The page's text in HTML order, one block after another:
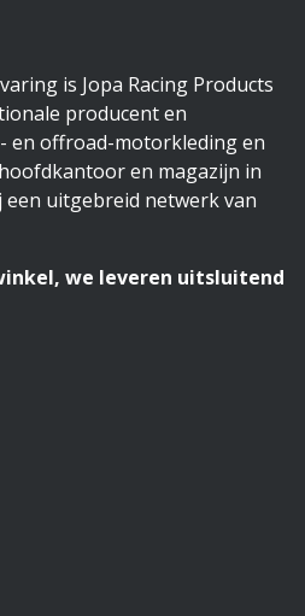
is Jopa Racing Products
producent en
en offroad-motorkleding en
en magazijn in
uitgebreid netwerk van
we leveren uitsluitend